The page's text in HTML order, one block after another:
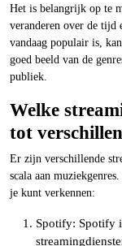
Het is belangrijk op te
veranderen over de tijd
vandaag populair is,
goed beeld van de
publiek.
Welke
tot
Er zijn verschillende
scala aan
je kunt verkennen:
Spotify: Spotify